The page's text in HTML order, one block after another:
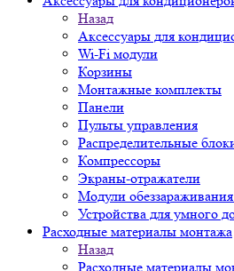
Назад
Аксессуары для
Wi-Fi модули
Корзины
Монтажные комплекты
Панели
Пульты управления
Распределительные
Компрессоры
Экраны-отражатели
Модули
Устройства для умного
Расходные материалы монтажа
Назад
Расходные материалы